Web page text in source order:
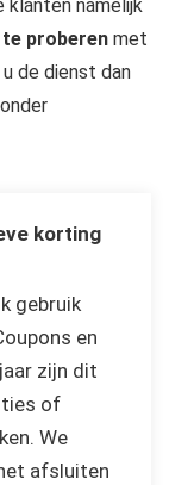
klanten namelijk
proberen met
u de dienst dan
korting
gebruik
en
zijn dit
of
We
afsluiten